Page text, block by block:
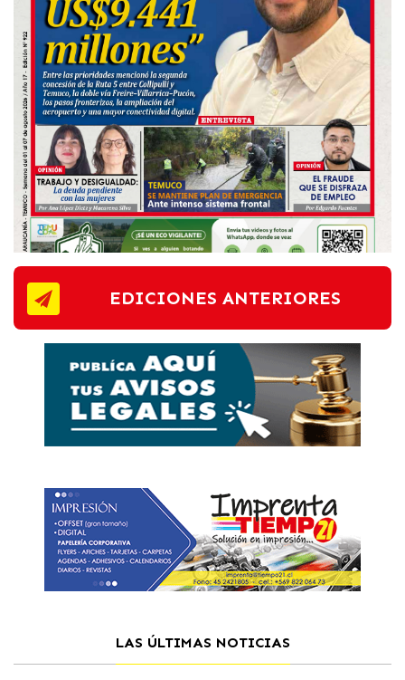
EDICIONES ANTERIORES
LAS ÚLTIMAS NOTICIAS